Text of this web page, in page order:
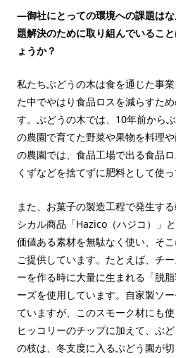
—御社にとっての環境への課題は
題解決のために取り組んでいるこ
ょうか？
私たちぶどうの木は食を通じた事
た中でやはり食品ロスを減らすた
す。ぶどうの木では、10年前から
の農園で育てた野菜や果物を料理
の農園では、食品工場で出る食品
くずなどを捨てずに肥料として使っ
また、お菓子の製造工程で発生す
シカル商品「Hazico（ハジコ）」
価値ある素材を無駄なく使い、そ
ご提供しています。たとえば、チ
ーを作る時に大量に生まれる「脱
ーズを使用しています。自家製ソ
ていますが、このスモーク材にも使
ヒッコリーのチップに加えて、ぶ
の枝は、冬支度に入るぶどう園が